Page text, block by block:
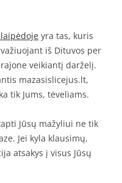
yra tas, kuris
iš Dituvos per
veikiantį darželį.
mazasislicejus.lt,
tik Jums, tėveliams.
Jūsų mažyliui ne tik
Jei kyla klausimų,
atsakys į visus Jūsų